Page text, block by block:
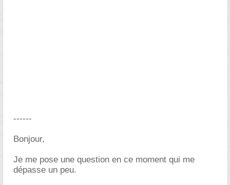
------
Bonjour,
Je me pose une question en ce moment qui me
dépasse un peu.